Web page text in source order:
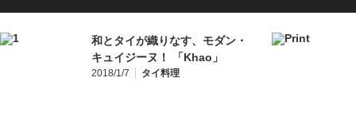
和とタイが織りなす、モダン・
キュイジーヌ！ 「Khao」
2018/1/7 タイ料理